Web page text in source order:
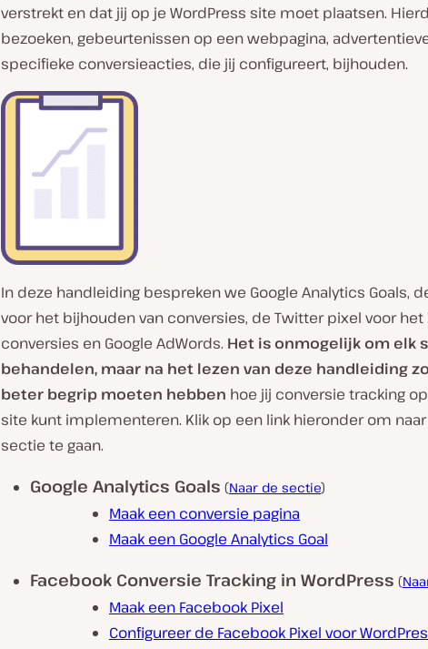
verstrekt en dat jij op je WordPress site moet plaatsen.
bezoeken, gebeurtenissen op een webpagina,
specifieke conversieacties, die jij configureert, bijhouden.
In deze handleiding bespreken we Google Analytics Goals,
voor het bijhouden van conversies, de Twitter pixel voor
conversies en Google AdWords. Het is onmogelijk om elk
behandelen, maar na het lezen van deze handleiding
beter begrip moeten hebben hoe jij conversie tracking
site kunt implementeren. Klik op een link hieronder om
sectie te gaan.
Google Analytics Goals (Naar de sectie)
Maak een conversie pagina
Maak een Google Analytics Goal
Facebook Conversie Tracking in WordPress (
Maak een Facebook Pixel
Configureer de Facebook Pixel voor